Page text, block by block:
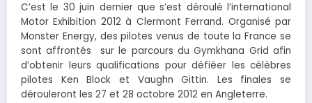
C’est le 30 juin dernier que s’est déroulé l’international
Motor Exhibition 2012 à Clermont Ferrand. Organisé par
Monster Energy, des pilotes venus de toute la France se
sont affrontés sur le parcours du Gymkhana Grid afin
d’obtenir leurs qualifications pour défiéer les célèbres
pilotes Ken Block et Vaughn Gittin. Les finales se
dérouleront les 27 et 28 octobre 2012 en Angleterre.